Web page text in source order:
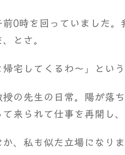
0時を回っていました。
とさ。
宅してくるわ～」という
の先生の日常。陽が落
来られて仕事を再開し
、私も似た立場になりま